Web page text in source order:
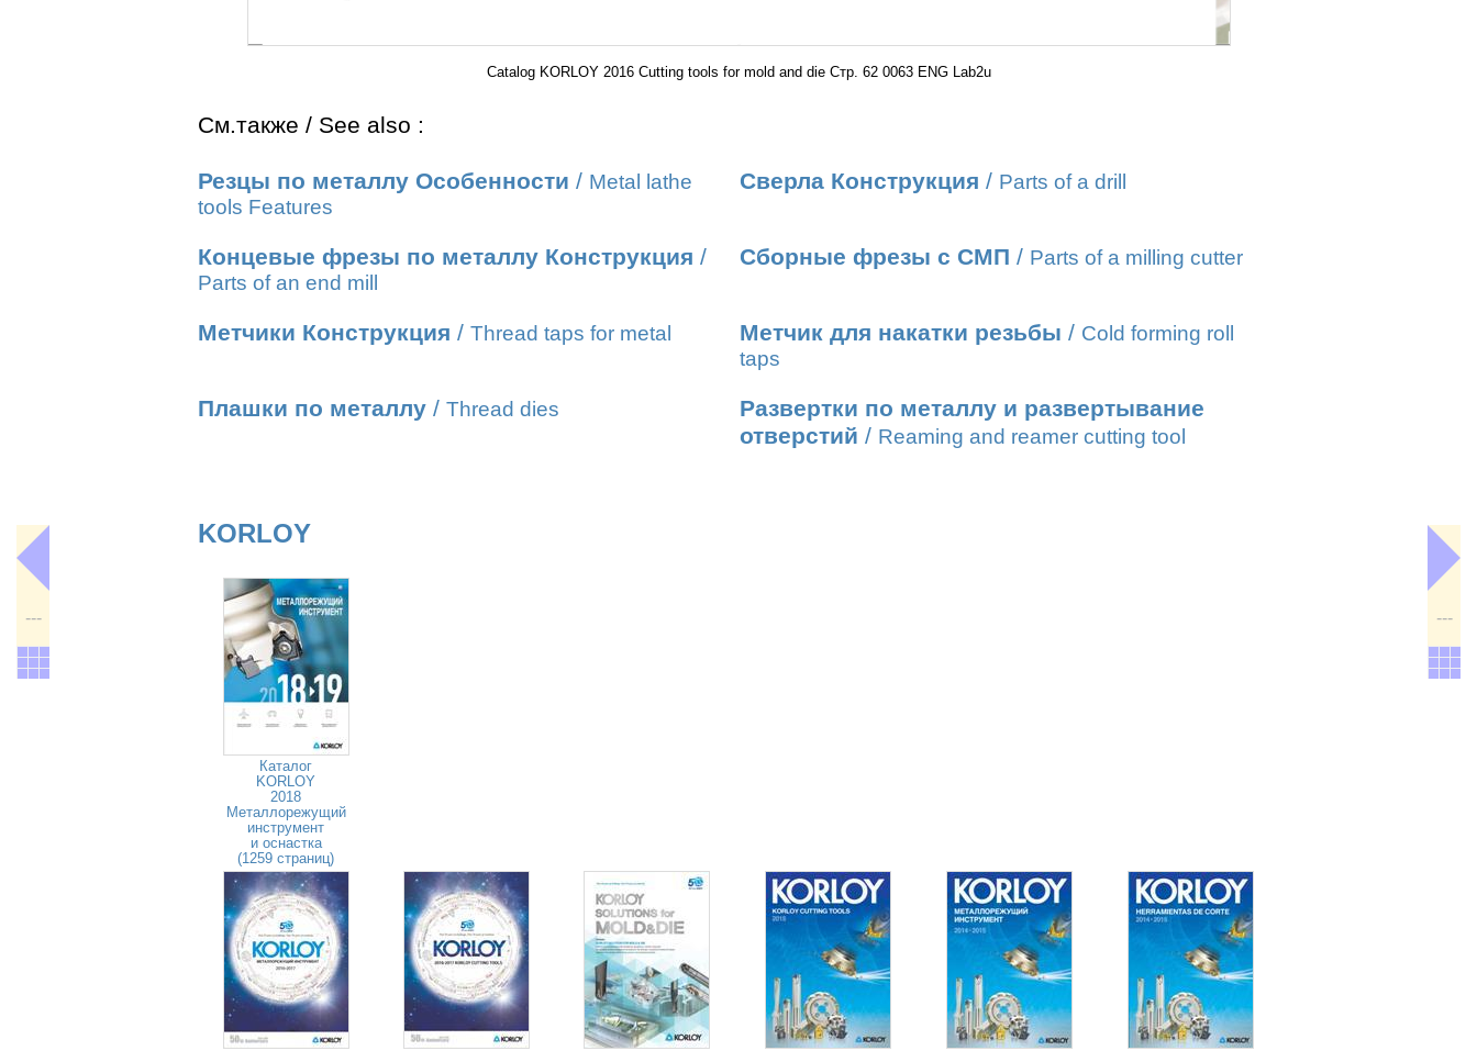
Catalog KORLOY 2016 Cutting tools for mold and die Стр. 62 0063 ENG Lab2u
См.также / See also :
Резцы по металлу Особенности / Metal lathe
tools Features
Сверла Конструкция / Parts of a drill
Концевые фрезы по металлу Конструкция /
Parts of an end mill
Сборные фрезы с СМП / Parts of a milling cutter
Метчики Конструкция / Thread taps for metal Метчик для накатки резьбы / Cold forming roll
taps
Плашки по металлу / Thread dies
Развертки по металлу и развертывание
отверстий / Reaming and reamer cutting tool
KORLOY
Каталог
KORLOY
2018
Металлорежущий
инструмент
и оснастка
(1259 страниц)
--- ---